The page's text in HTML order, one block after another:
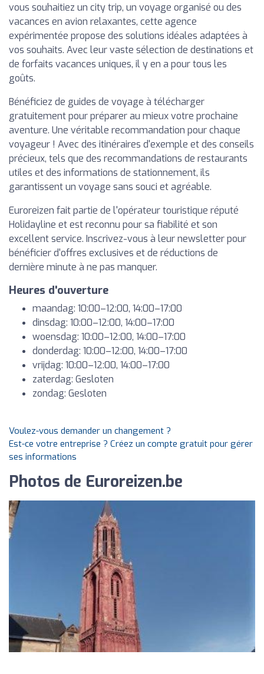
vous souhaitiez un city trip, un voyage organisé ou des
vacances en avion relaxantes, cette agence
expérimentée propose des solutions idéales adaptées à
vos souhaits. Avec leur vaste sélection de destinations et
de forfaits vacances uniques, il y en a pour tous les
goûts.
Bénéficiez de guides de voyage à télécharger
gratuitement pour préparer au mieux votre prochaine
aventure. Une véritable recommandation pour chaque
voyageur ! Avec des itinéraires d'exemple et des conseils
précieux, tels que des recommandations de restaurants
utiles et des informations de stationnement, ils
garantissent un voyage sans souci et agréable.
Euroreizen fait partie de l'opérateur touristique réputé
Holidayline et est reconnu pour sa fiabilité et son
excellent service. Inscrivez-vous à leur newsletter pour
bénéficier d'offres exclusives et de réductions de
dernière minute à ne pas manquer.
Heures d'ouverture
maandag: 10:00–12:00, 14:00–17:00
dinsdag: 10:00–12:00, 14:00–17:00
woensdag: 10:00–12:00, 14:00–17:00
donderdag: 10:00–12:00, 14:00–17:00
vrijdag: 10:00–12:00, 14:00–17:00
zaterdag: Gesloten
zondag: Gesloten
Voulez-vous demander un changement ?
Est-ce votre entreprise ? Créez un compte gratuit pour gérer
ses informations
Photos de Euroreizen.be